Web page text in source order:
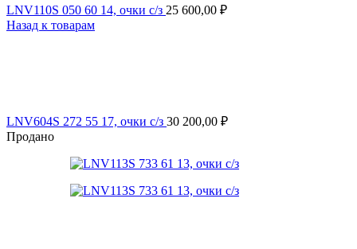
LNV110S 050 60 14, очки с/з 25 600,00 ₽
Назад к товарам
LNV604S 272 55 17, очки с/з 30 200,00 ₽
Продано